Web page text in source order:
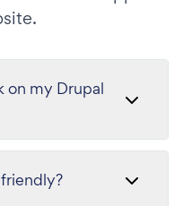
on my Drupal